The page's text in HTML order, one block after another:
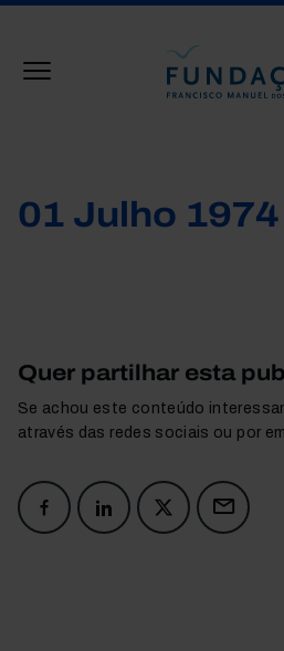
01 Julho 1974
Quer partilhar esta
Se achou este conteúdo
através das redes sociais ou por